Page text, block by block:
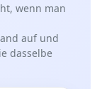
wenn man
auf und
dasselbe